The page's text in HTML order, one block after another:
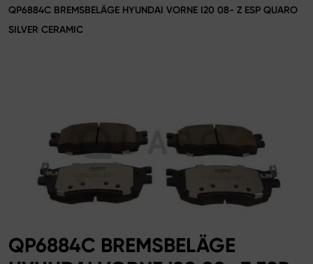
QP6884C BREMSBELÄGE HYUNDAI VORNE I20 08- Z ESP QUARO
SILVER CERAMIC
QP6884C BREMSBELÄGE